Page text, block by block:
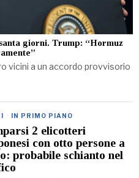
giorni. Trump: “Hormuz
vicini a un accordo provvisorio
· IN PRIMO PIANO
2 elicotteri
con otto persone a
probabile schianto nel